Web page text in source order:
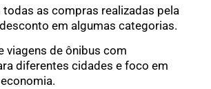
todas as compras realizadas pela
em algumas categorias.
viagens de ônibus com
diferentes cidades e foco em